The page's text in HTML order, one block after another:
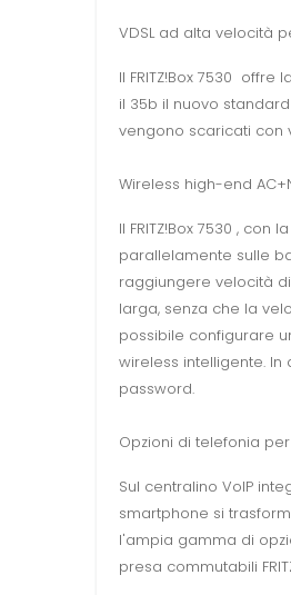
VDSL ad alta velocità
Il FRITZ!Box 7530
il 35b il nuovo
vengono scaricati con
Wireless high-end
Il FRITZ!Box 7530 ,
parallelamente sulle
raggiungere velocità
larga, senza che la
possibile configurare
wireless intelligente.
password.
Opzioni di telefonia
Sul centralino VoIP
smartphone si
l'ampia gamma di
presa commutabili